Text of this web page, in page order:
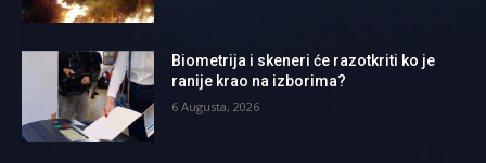
Biometrija i skeneri će razotkriti ko je
ranije krao na izborima?
6 Augusta, 2026